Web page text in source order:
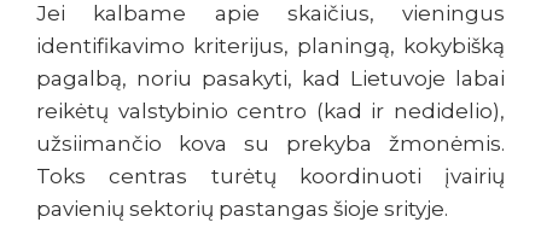
Jei kalbame apie skaičius, vieningus
identifikavimo kriterijus, planingą, kokybišką
pagalbą, noriu pasakyti, kad Lietuvoje labai
reikėtų valstybinio centro (kad ir nedidelio),
užsiimančio kova su prekyba žmonėmis.
Toks centras turėtų koordinuoti įvairių
pavienių sektorių pastangas šioje srityje.